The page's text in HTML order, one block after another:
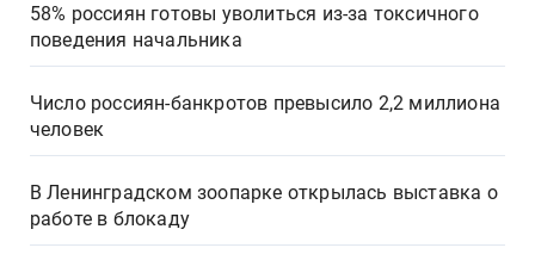
58% россиян готовы уволиться из-за токсичного
поведения начальника
Число россиян-банкротов превысило 2,2 миллиона
человек
В Ленинградском зоопарке открылась выставка о
работе в блокаду